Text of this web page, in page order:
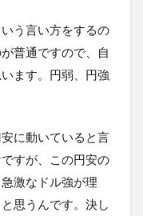
う言い方をするの
普通ですので、自
ます。円弱、円強
に動いていると言
すが、この円安の
激なドル強が理
思うんです。決し